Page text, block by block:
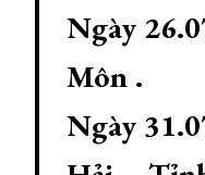
Ngày
Môn .
Ngày